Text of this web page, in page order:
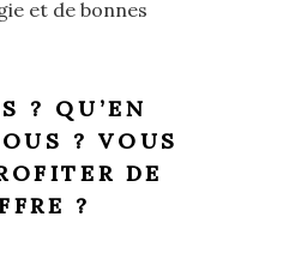
et de bonnes
? QU’EN
? VOUS
DE
?